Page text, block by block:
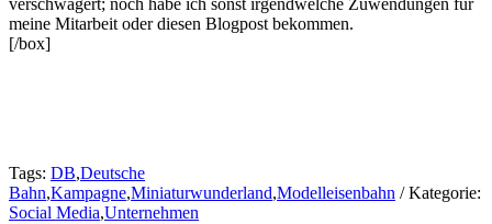
verschwägert; noch habe ich sonst irgendwelche Zuwendungen für
meine Mitarbeit oder diesen Blogpost bekommen.
[/box]
Tags: DB,Deutsche
Bahn,Kampagne,Miniaturwunderland,Modelleisenbahn / Kategorie:
Social Media,Unternehmen